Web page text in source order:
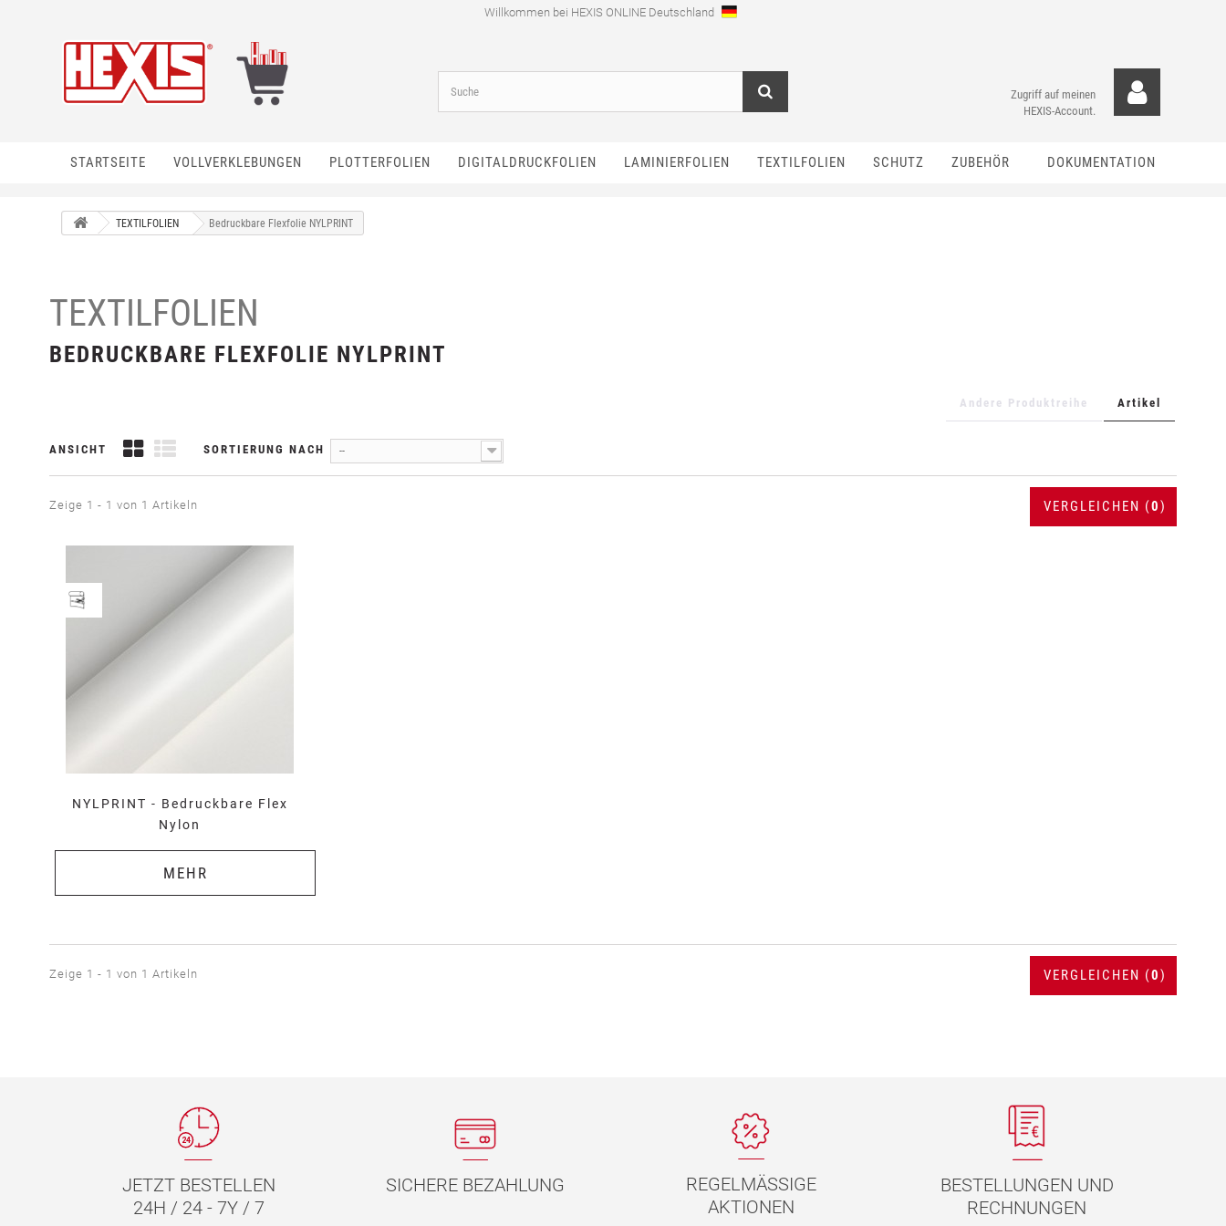
Willkommen bei HEXIS ONLINE Deutschland
Zugriff auf meinen
HEXIS-Account.
STARTSEITE VOLLVERKLEBUNGEN PLOTTERFOLIEN DIGITALDRUCKFOLIEN LAMINIERFOLIEN TEXTILFOLIEN SCHUTZ ZUBEHÖR DOKUMENTATION
TEXTILFOLIEN Bedruckbare Flexfolie NYLPRINT
TEXTILFOLIEN
BEDRUCKBARE FLEXFOLIE NYLPRINT
Artikel
Andere Produktreihe
ANSICHT SORTIERUNG NACH --
VERGLEICHEN (0)
Zeige 1 - 1 von 1 Artikeln
NYLPRINT - Bedruckbare Flex
Nylon
MEHR
VERGLEICHEN (0)
Zeige 1 - 1 von 1 Artikeln
JETZT BESTELLEN
24H / 24 - 7Y / 7
SICHERE BEZAHLUNG
REGELMÄSSIGE
AKTIONEN
BESTELLUNGEN UND
RECHNUNGEN